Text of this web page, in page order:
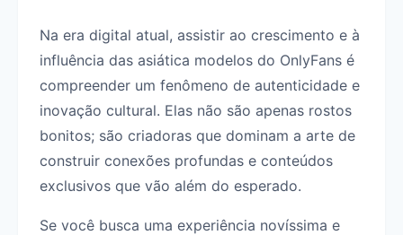
Na era digital atual, assistir ao crescimento e à
influência das asiática modelos do OnlyFans é
compreender um fenômeno de autenticidade e
inovação cultural. Elas não são apenas rostos
bonitos; são criadoras que dominam a arte de
construir conexões profundas e conteúdos
exclusivos que vão além do esperado.
Se você busca uma experiência novíssima e